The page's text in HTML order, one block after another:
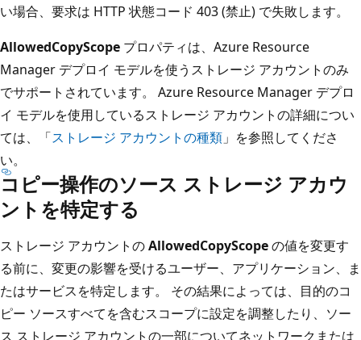
い場合、要求は HTTP 状態コード 403 (禁止) で失敗します。
AllowedCopyScope プロパティは、Azure Resource
Manager デプロイ モデルを使うストレージ アカウントのみ
でサポートされています。 Azure Resource Manager デプロ
イ モデルを使用しているストレージ アカウントの詳細につい
ては、「ストレージ アカウントの種類 」を参照してくださ
い。
コピー操作のソース ストレージ アカウ
ントを特定する
ストレージ アカウントのAllowedCopyScopeの値を変更す
る前に、変更の影響を受けるユーザー、アプリケーション、ま
たはサービスを特定します。 その結果によっては、目的のコ
ピー ソースすべてを含むスコープに設定を調整したり、ソー
ス ストレージ アカウントの一部についてネットワークまたは